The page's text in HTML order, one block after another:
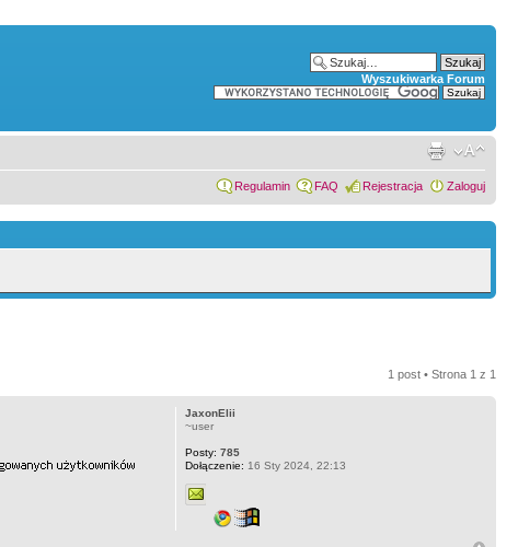
Wyszukiwarka Forum
Regulamin FAQ Rejestracja Zaloguj
1 post • Strona 1 z 1
JaxonElii
~user
Posty: 785
Dołączenie: 16 Sty 2024, 22:13